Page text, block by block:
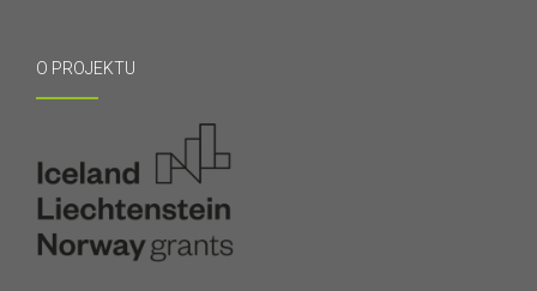
O PROJEKTU